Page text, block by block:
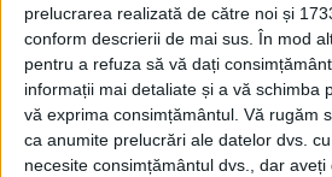
prelucrarea realizată de către noi și
conform descrierii de mai sus. În mod
pentru a refuza să vă dați
informații mai detaliate și a vă schimba
vă exprima consimțământul. Vă rugăm
ca anumite prelucrări ale datelor dvs.
necesite consimțământul dvs., dar
19 FEBRUARIE 2021, 08:26 AM 2
CARAŞ-SEVERIN – Deputatul Silviu
moţiunea simplă depusă de PSD,
Sănătăţii, chiar dacă nu a trecut, este
pentru ceea ce se întâmplă în